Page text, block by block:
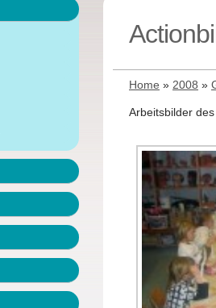
Home » 2008 »
Arbeitsbilder